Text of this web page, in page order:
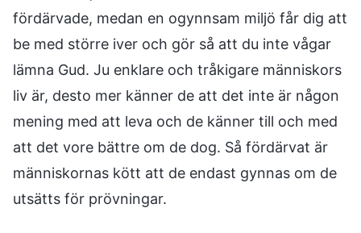
fördärvade, medan en ogynnsam miljö får dig att
be med större iver och gör så att du inte vågar
lämna Gud. Ju enklare och tråkigare människors
liv är, desto mer känner de att det inte är någon
mening med att leva och de känner till och med
att det vore bättre om de dog. Så fördärvat är
människornas kött att de endast gynnas om de
utsätts för prövningar.